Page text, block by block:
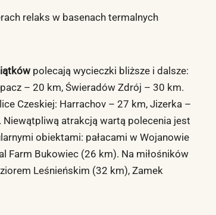
relaks w basenach termalnych
polecają wycieczki bliższe i dalsze:
– 20 km, Świeradów Zdrój – 30 km.
Czeskiej: Harrachov – 27 km, Jizerka –
atrakcją wartą polecenia jest
obiektami: pałacami w Wojanowie
Farm Bukowiec (26 km). Na miłośników
Leśnieńskim (32 km), Zamek